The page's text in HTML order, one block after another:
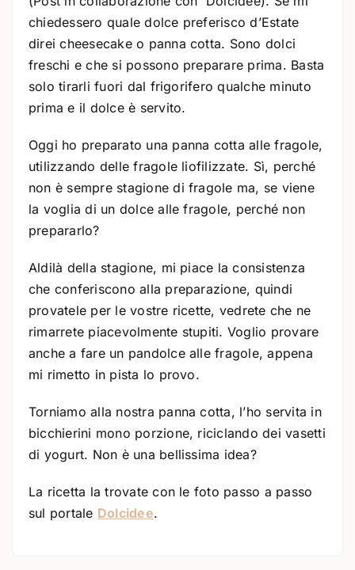
chiedessero quale dolce preferisco d’Estate
direi cheesecake o panna cotta. Sono dolci
freschi e che si possono preparare prima. Basta
solo tirarli fuori dal frigorifero qualche minuto
prima e il dolce è servito.
Oggi ho preparato una panna cotta alle fragole,
utilizzando delle fragole liofilizzate. Sì, perché
non è sempre stagione di fragole ma, se viene
la voglia di un dolce alle fragole, perché non
prepararlo?
Aldilà della stagione, mi piace la consistenza
che conferiscono alla preparazione, quindi
provatele per le vostre ricette, vedrete che ne
rimarrete piacevolmente stupiti. Voglio provare
anche a fare un pandolce alle fragole, appena
mi rimetto in pista lo provo.
Torniamo alla nostra panna cotta, l’ho servita in
bicchierini mono porzione, riciclando dei vasetti
di yogurt. Non è una bellissima idea?
La ricetta la trovate con le foto passo a passo
sul portale Dolcidee.